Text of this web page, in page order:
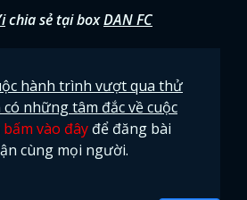
chia sẻ tại boxDAN FC
hành trình vượt qua thử
những tâm đắc về cuộc
bấm vào đây để đăng bài
cùng mọi người.